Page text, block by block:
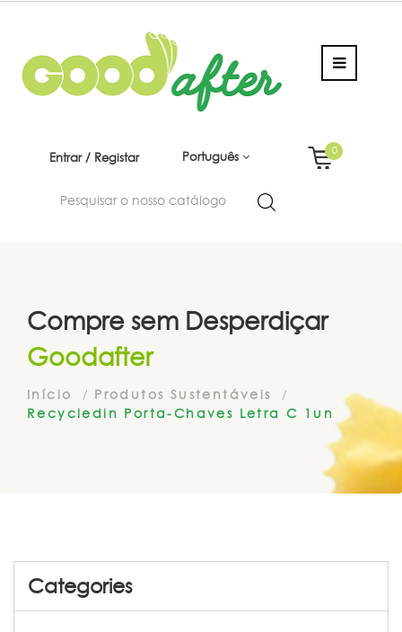
Entrar / Registar Português
0
Compre sem Desperdiçar
Goodafter
Início
Produtos Sustentáveis
Recycledin Porta-Chaves Letra C 1un
Categories